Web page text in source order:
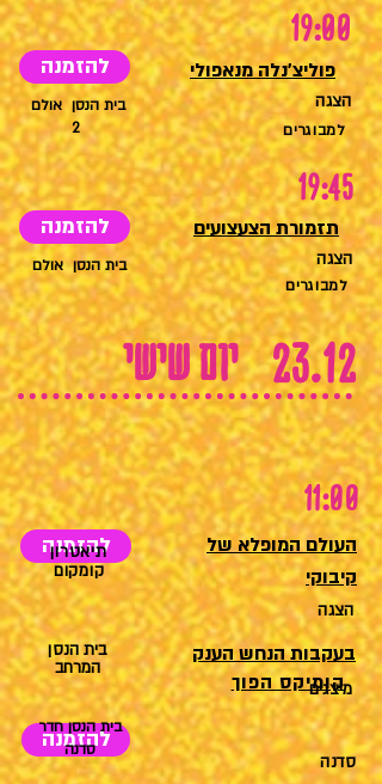
19:00
להזמנה פוליצ'נלה מנאפולי
בית הנסן אולם
2
למבוגרים
הצגה
19:45
להזמנה תזמורת הצעצועים
בית הנסן אולם הצגה
למבוגרים
יום שישי 23.12
11:00
להזמנה
העולם המופלא של
קיבוקי
הצגה
בעקבות הנחש הענק
בית הנסן
המרחב
מיצגים
להזמנה
סדנה
קומיקס הפוך
בית הנסן חדר
סדנה
תיאטרון
קומקום